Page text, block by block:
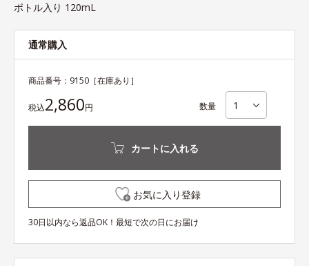
ボトル入り 120mL
通常購入
商品番号： 9150 ［在庫あり］
税込2,860円 数量
カートに入れる
お気に入り登録
30日以内なら返品OK！最短で次の日にお届け